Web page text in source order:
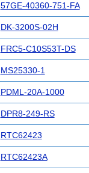
57GE-40360-751-FA
DK-3200S-02H
FRC5-C10S53T-DS
MS25330-1
PDML-20A-1000
DPR8-249-RS
RTC62423
RTC62423A